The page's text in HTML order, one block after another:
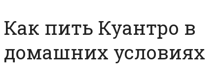
Как пить Куантро в
домашних условиях